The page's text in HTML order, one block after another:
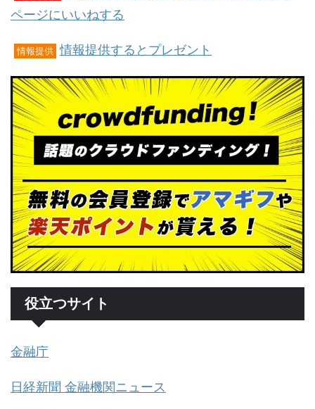
ページにいいねする
情報提供 情報提供するとプレゼント
役立つサイト
金融庁
日経新聞 金融機関ニュース